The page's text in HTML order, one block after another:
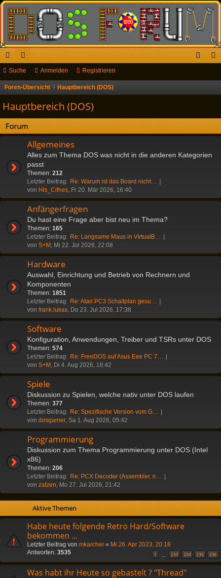
ch
ne
or
en
Suche Anmelden Registrieren
Foren-Übersicht Hauptbereich (DOS)
e
Hauptbereich (DOS)
Forum
Allgemeines
Alles zum Thema DOS was nicht in die anderen Kategorien
passt
Themen: 212
Letzter Beitrag: Re: Warum ist das Board nicht…
von His_Cifnes, Fr 20. Mär 2026, 16:40
Anfängerfragen
Du hast eine Frage aber bist neu im Thema?
Themen: 165
Letzter Beitrag: Re: Langsame Maus in VirtualB…
von S+M , Mi 22. Jul 2026, 22:08
Hardware
Auswahl, Einrichtung und Betrieb von Rechnern und
Komponenten
Themen: 1851
Letzter Beitrag: Re: Atari PC3 Schaltplan gesu…
von frank.lukas, Do 23. Jul 2026, 17:38
Software
Konfiguration, Anwendungen, Treiber und TSRs unter DOS
Themen: 574
Letzter Beitrag: Re: FreeDOS auf Asus Eee PC 7…
von S+M , Di 4. Aug 2026, 18:42
Spiele
Diskussion zu Spielen, welche nativ unter DOS laufen
Themen: 377
Letzter Beitrag: Re: Spezifische Version vom G…
von dosgamer, Sa 1. Aug 2026, 05:42
Programmierung
Diskussion zum Thema Programmierung unter DOS (Intel
x86)
Themen: 206
Letzter Beitrag: Re: PCX Decoder (Assembler, n…
von zatzen, Mo 27. Jul 2026, 21:42
Aktive Themen
Habe heute folgende Retro Hard/Software
bekommen ...
Letzter Beitrag von mkarcher « Mi 26. Apr 2023, 20:18
Antworten: 3535 1 233 234 235 236
Was habt ihr Heute so gebastelt ? "Thread"